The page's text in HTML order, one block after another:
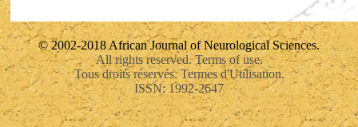
© 2002-2018 African Journal of Neurological Sciences.
All rights reserved. Terms of use.
Tous droits réservés. Termes d'Utilisation.
ISSN: 1992-2647